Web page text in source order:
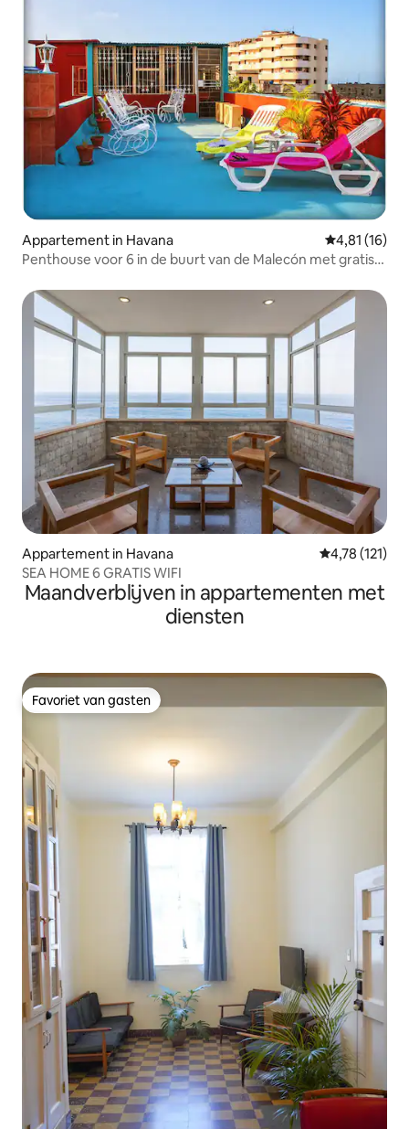
Appartement in Havana Gemiddelde
4,81 (16)
Penthouse voor 6 in de buurt van de Malecón met gratis
Appartement in Havana Gemiddelde
4,78 (121)
SEA HOME 6 GRATIS WIFI
Maandverblijven in appartementen met
diensten
Favoriet van gasten
Favoriet van gasten